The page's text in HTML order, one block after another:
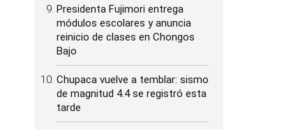
Presidenta Fujimori entrega
módulos escolares y anuncia
reinicio de clases en Chongos
Bajo
Chupaca vuelve a temblar: sismo
de magnitud 4.4 se registró esta
tarde